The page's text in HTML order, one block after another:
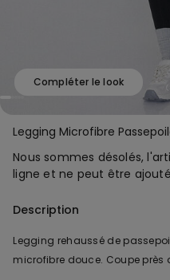
Compléter le look
Legging Microfibre
Nous sommes désolés,
ligne et ne peut être
Description
Legging rehaussé de
microfibre douce. Coupe près